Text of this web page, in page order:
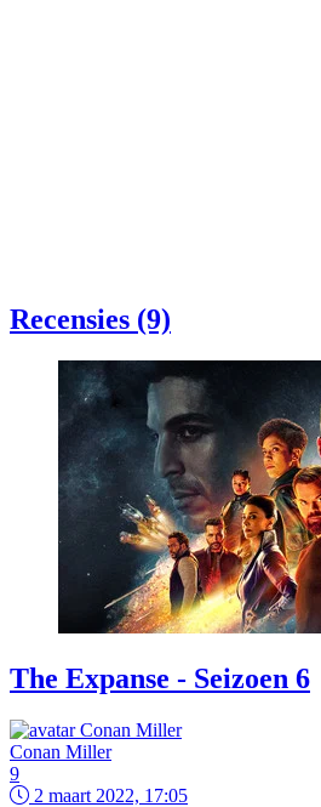
Recensies (9)
The Expanse - Seizoen 6
Conan Miller
9
2 maart 2022, 17:05